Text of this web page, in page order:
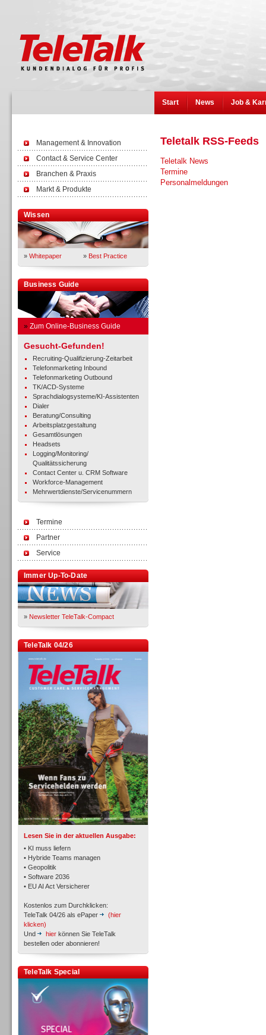
Start News Job &
Management & Innovation
Contact & Service Center
Branchen & Praxis
Markt & Produkte
Wissen
» Whitepaper » Best Practice
Business Guide
» Zum Online-Business Guide
Gesucht-Gefunden!
Recruiting-Qualifizierung-Zeitarbeit
Telefonmarketing Inbound
Telefonmarketing Outbound
TK/ACD-Systeme
Sprachdialogsysteme/KI-Assistenten
Dialer
Beratung/Consulting
Arbeitsplatzgestaltung
Gesamtlösungen
Headsets
Logging/Monitoring/
Qualitätssicherung
Contact Center u. CRM Software
Workforce-Management
Mehrwertdienste/Servicenummern
Termine
Partner
Service
Immer Up-To-Date
» Newsletter TeleTalk-Compact
TeleTalk 04/26
Lesen Sie in der aktuellen Ausgabe:
• KI muss liefern
• Hybride Teams managen
• Geopolitik
• Software 2036
• EU AI Act Versicherer
Kostenlos zum Durchklicken:
TeleTalk 04/26 als ePaper
(hier
klicken)
Und
hier können Sie TeleTalk
bestellen oder abonnieren!
TeleTalk Special
TK- und ACD-Systeme
Workforce-Management
Personal
Teletalk RSS-Feeds
Teletalk News
Termine
Personalmeldungen